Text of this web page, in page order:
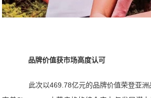
品牌价值获市场高度认可
此次以469.78亿元的品牌价值荣登亚